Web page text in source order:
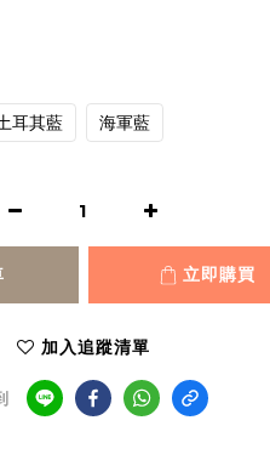
耳其藍 海軍藍
立即購買
加入追蹤清單